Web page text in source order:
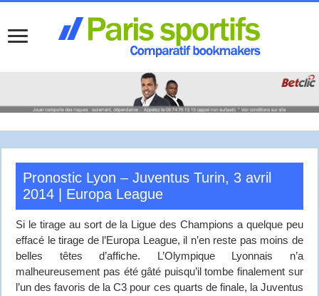
Pronostic Lyon – Juventus Turin, 3 avril
2014 | Europa League
Si le tirage au sort de la Ligue des Champions a quelque peu
effacé le tirage de l’Europa League, il n’en reste pas moins de
belles têtes d’affiche. L’Olympique Lyonnais n’a
malheureusement pas été gâté puisqu’il tombe finalement sur
l’un des favoris de la C3 pour ces quarts de finale, la Juventus